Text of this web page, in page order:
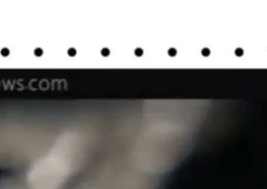
News,